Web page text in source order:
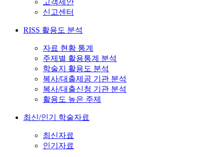
고객제안
신고센터
RISS 활용도 분석
자료 현황 통계
주제별 활용통계 분석
학술지 활용도 분석
복사/대출제공 기관 분석
복사/대출신청 기관 분석
활용도 높은 주제
최신/인기 학술자료
최신자료
인기자료